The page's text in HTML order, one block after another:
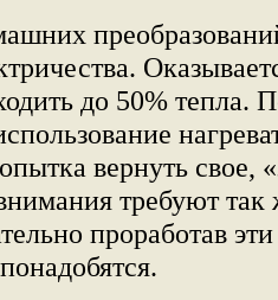
до 50% тепла.
вернуть свое,
требуют
проработав